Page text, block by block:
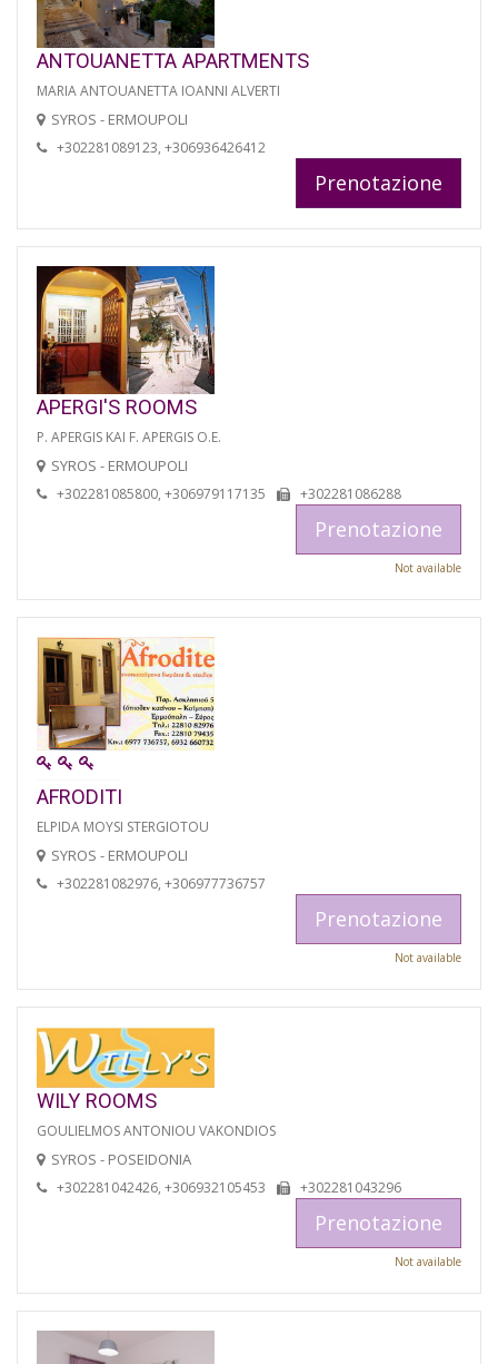
ANTOUANETTA APARTMENTS
MARIA ANTOUANETTA IOANNI ALVERTI
SYROS - ERMOUPOLI
+302281089123, +306936426412
Prenotazione
APERGI'S ROOMS
P. APERGIS KAI F. APERGIS O.E.
SYROS - ERMOUPOLI
+302281085800, +306979117135 +302281086288
Prenotazione
Not available
AFRODITI
ELPIDA MOYSI STERGIOTOU
SYROS - ERMOUPOLI
+302281082976, +306977736757
Prenotazione
Not available
WILY ROOMS
GOULIELMOS ANTONIOU VAKONDIOS
SYROS - POSEIDONIA
+302281042426, +306932105453 +302281043296
Prenotazione
Not available